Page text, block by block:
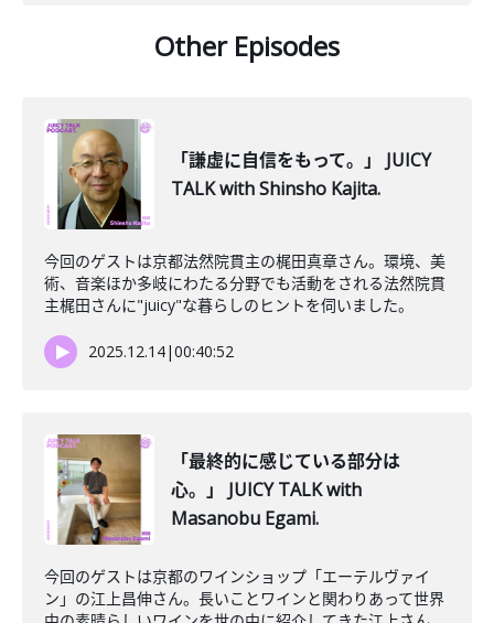
Other Episodes
「謙虚に自信をもって。」 JUICY
TALK with Shinsho Kajita.
今回のゲストは京都法然院貫主の梶田真章さん。環境、美
術、音楽ほか多岐にわたる分野でも活動をされる法然院貫
主梶田さんに"juicy"な暮らしのヒントを伺いました。
2025.12.14|00:40:52
「最終的に感じている部分は
心。」 JUICY TALK with
Masanobu Egami.
今回のゲストは京都のワインショップ「エーテルヴァイ
ン」の江上昌伸さん。長いことワインと関わりあって世界